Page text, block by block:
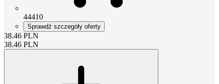
44410
Sprawdź szczegóły oferty
38.46 PLN
38.46 PLN